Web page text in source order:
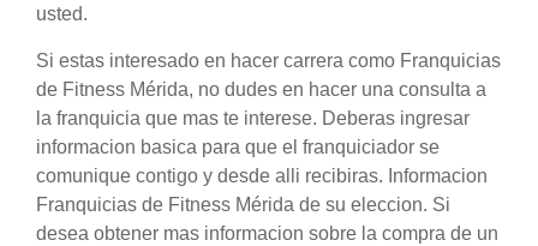
usted.
Si estas interesado en hacer carrera como Franquicias
de Fitness Mérida, no dudes en hacer una consulta a
la franquicia que mas te interese. Deberas ingresar
informacion basica para que el franquiciador se
comunique contigo y desde alli recibiras. Informacion
Franquicias de Fitness Mérida de su eleccion. Si
desea obtener mas informacion sobre la compra de un